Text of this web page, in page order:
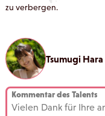
zu verbergen.
Tsumugi Hara
Kommentar des Talents
Vielen Dank für Ihre